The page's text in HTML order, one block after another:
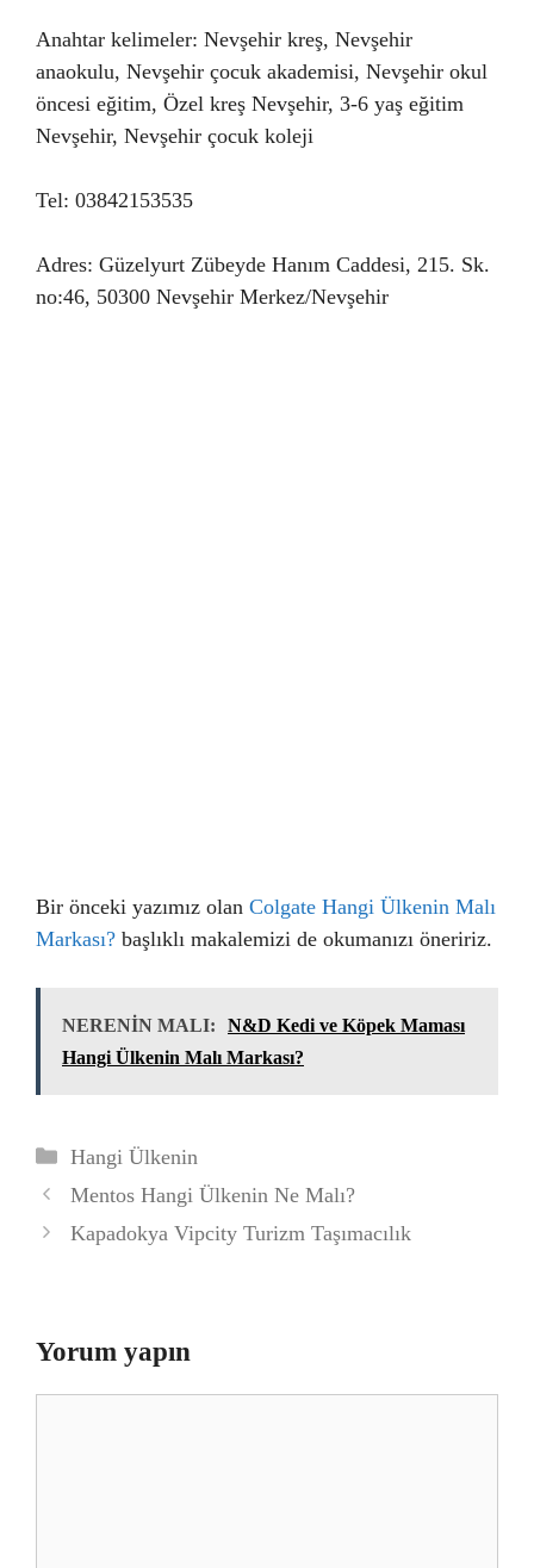
Anahtar kelimeler: Nevşehir kreş, Nevşehir
anaokulu, Nevşehir çocuk akademisi, Nevşehir okul
öncesi eğitim, Özel kreş Nevşehir, 3-6 yaş eğitim
Nevşehir, Nevşehir çocuk koleji
Tel: 03842153535
Adres: Güzelyurt Zübeyde Hanım Caddesi, 215. Sk.
no:46, 50300 Nevşehir Merkez/Nevşehir
Bir önceki yazımız olan Colgate Hangi Ülkenin Malı
Markası? başlıklı makalemizi de okumanızı öneririz.
NERENİN MALI:
N&D Kedi ve Köpek Maması
Hangi Ülkenin Malı Markası?
Kategoriler
Hangi Ülkenin
Mentos Hangi Ülkenin Ne Malı?
Kapadokya Vipcity Turizm Taşımacılık
Yorum yapın